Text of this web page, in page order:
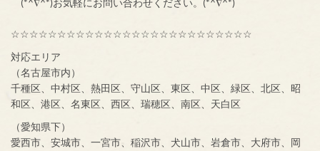
(*^∇^*)お気軽にお問い合わせください。(*^∇^*)
☆☆☆☆☆☆☆☆☆☆☆☆☆☆☆☆☆☆☆☆☆☆☆☆☆☆
対応エリア
（名古屋市内）
千種区、中村区、熱田区、守山区、東区、中区、緑区、北区、昭
和区、港区、名東区、西区、瑞穂区、南区、天白区
（愛知県下）
愛西市、安城市、一宮市、稲沢市、犬山市、岩倉市、大府市、岡